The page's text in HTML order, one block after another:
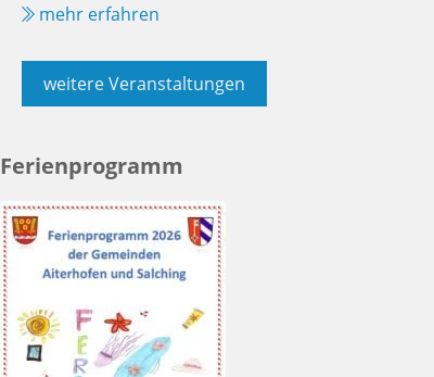
mehr erfahren
weitere Veranstaltungen
Ferienprogramm